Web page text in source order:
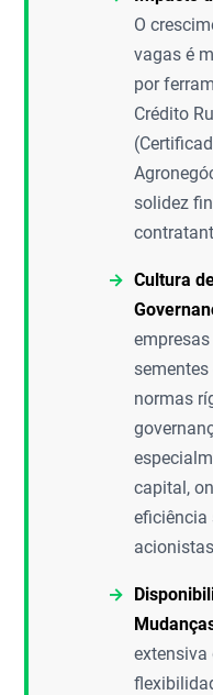
O
vagas é
por
Crédito
solidez
Cultura
normas
capital,
eficiência
extensiva